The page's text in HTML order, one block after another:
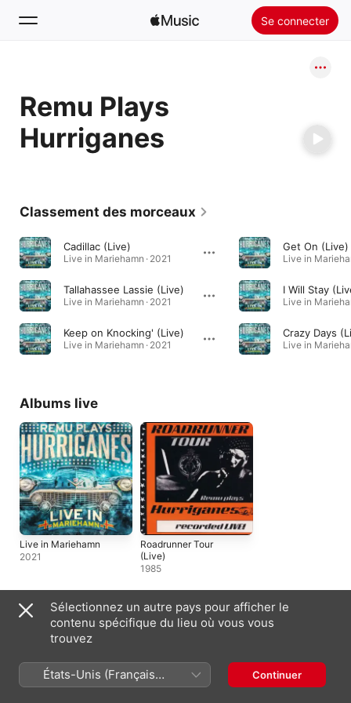
Se connecter
Accueil
Nouveautés
Remu Plays
Hurriganes
Classement des morceaux
Cadillac (Live)
Live in Mariehamn · 2021
Tallahassee Lassie (Live)
Live in Mariehamn · 2021
Keep on Knocking' (Live)
Live in Mariehamn · 2021
Get On (Live)
Live in
I Will Stay
Live in
Crazy Days
Live in
Albums live
Live in Mariehamn
2021
Roadrunner Tour
(Live)
1985
Artistes similaires
Sélectionnez un autre pays pour afficher le
contenu spécifique du lieu où vous vous
trouvez
États-Unis (Français
France)
Continuer